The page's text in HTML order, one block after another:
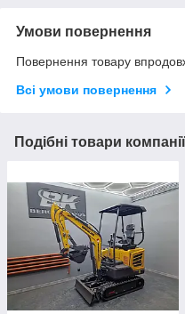
Умови повернення
Повернення товару
Всі умови повернення
Подібні товари компанії